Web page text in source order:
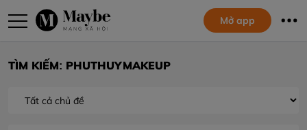
Mở app
TÌM KIẾM: PHUTHUYMAKEUP